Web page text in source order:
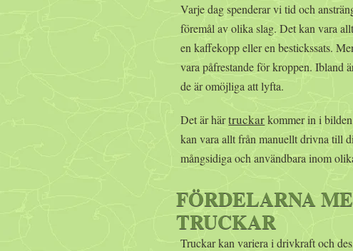
Varje dag spenderar vi tid och
föremål av olika slag. Det kan vara
en kaffekopp eller en bestickssats.
vara påfrestande för kroppen. Ibland
de är omöjliga att lyfta.
Det är härtruckarkommer in i
kan vara allt från manuellt drivna till
mångsidiga och användbara inom
FÖRDELARNA
TRUCKAR
Truckar kan variera i drivkraft och